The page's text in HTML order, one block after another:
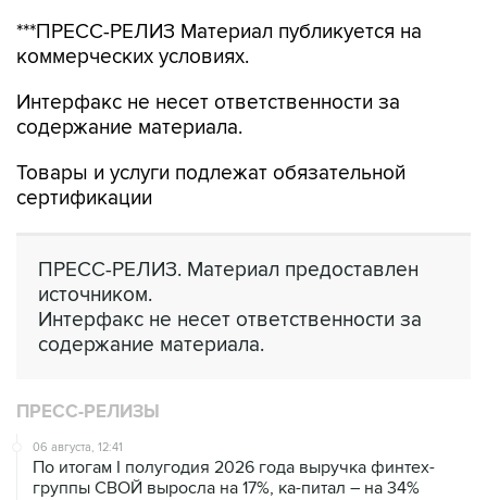
***ПРЕСС-РЕЛИЗ Материал публикуется на
коммерческих условиях.
Интерфакс не несет ответственности за
содержание материала.
Товары и услуги подлежат обязательной
сертификации
ПРЕСС-РЕЛИЗ. Материал предоставлен
источником.
Интерфакс не несет ответственности за
содержание материала.
ПРЕСС-РЕЛИЗЫ
06 августа, 12:41
По итогам I полугодия 2026 года выручка финтех-
группы СВОЙ выросла на 17%, ка-питал – на 34%